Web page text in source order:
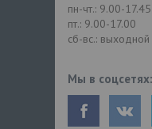
пн-чт.: 9.00-17.45
пт.: 9.00-17.00
сб-вс.: выходной
Мы в соцсетях: